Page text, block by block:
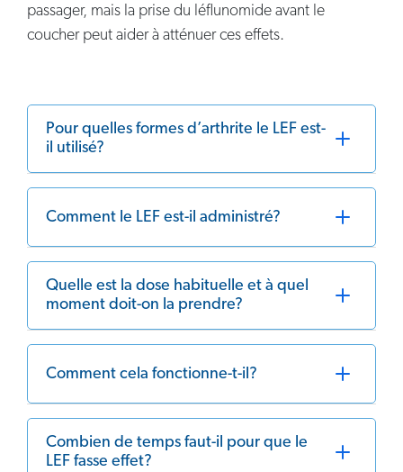
passager, mais la prise du léflunomide avant le
coucher peut aider à atténuer ces effets.
Pour quelles formes d’arthrite le LEF est-
il utilisé?
Comment le LEF est-il administré?
Quelle est la dose habituelle et à quel
moment doit-on la prendre?
Comment cela fonctionne-t-il?
Combien de temps faut-il pour que le
LEF fasse effet?